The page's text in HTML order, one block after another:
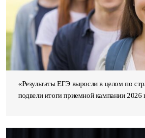
«Результаты ЕГЭ выросли в целом по
подвели итоги приемной кампании 2026